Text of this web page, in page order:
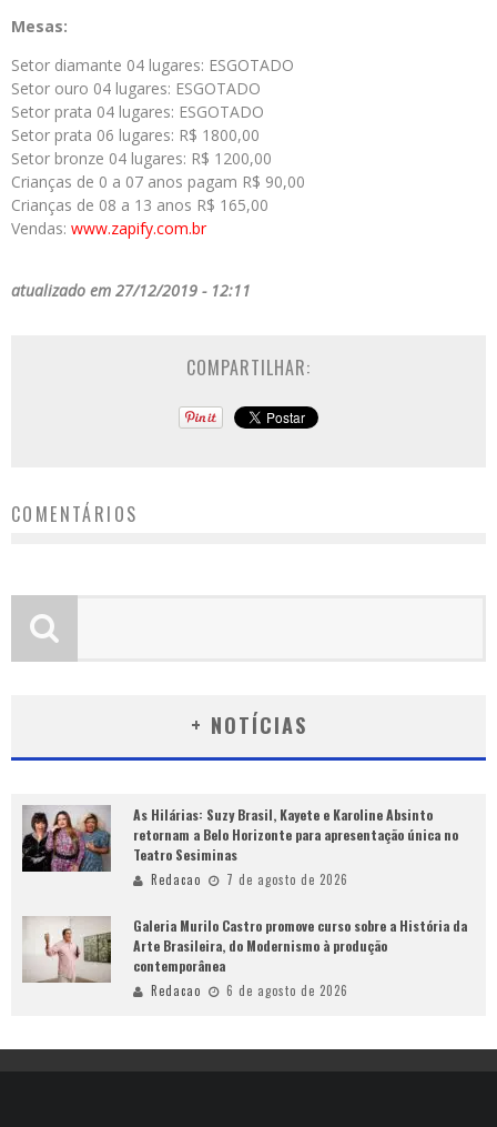
Mesas:
Setor diamante 04 lugares: ESGOTADO
Setor ouro 04 lugares: ESGOTADO
Setor prata 04 lugares: ESGOTADO
Setor prata 06 lugares: R$ 1800,00
Setor bronze 04 lugares: R$ 1200,00
Crianças de 0 a 07 anos pagam R$ 90,00
Crianças de 08 a 13 anos R$ 165,00
Vendas: www.zapify.com.br
atualizado em 27/12/2019 - 12:11
COMPARTILHAR:
COMENTÁRIOS
+ NOTÍCIAS
As Hilárias: Suzy Brasil, Kayete e Karoline Absinto
retornam a Belo Horizonte para apresentação única no
Teatro Sesiminas
Redacao 7 de agosto de 2026
Galeria Murilo Castro promove curso sobre a História da
Arte Brasileira, do Modernismo à produção
contemporânea
Redacao 6 de agosto de 2026